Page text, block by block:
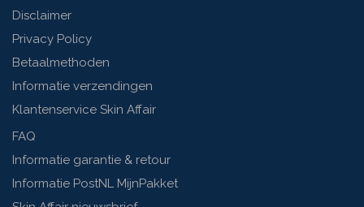
Disclaimer
Privacy Policy
Betaalmethoden
Informatie verzendingen
Klantenservice Skin Affair
FAQ
Informatie garantie & retour
Informatie PostNL MijnPakket